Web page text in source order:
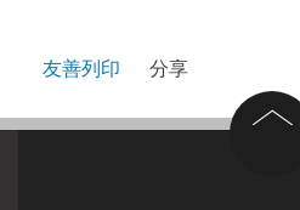
友善列印 分享
回到頂部